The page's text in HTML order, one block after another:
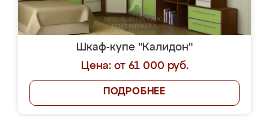
Шкаф-купе "Калидон"
Цена: от 61 000 руб.
ПОДРОБНЕЕ